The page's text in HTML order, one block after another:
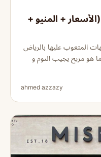
(الأسعار + المنيو +
المتعوب عليها بالرياض
هو مريح يجيب النوم و
ahmed azzazy